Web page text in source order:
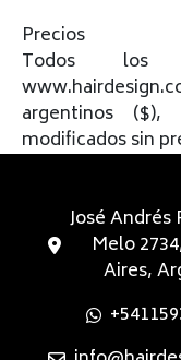
Precios
Todos los
argentinos
modificados sin
José Andrés
Melo
Aires,